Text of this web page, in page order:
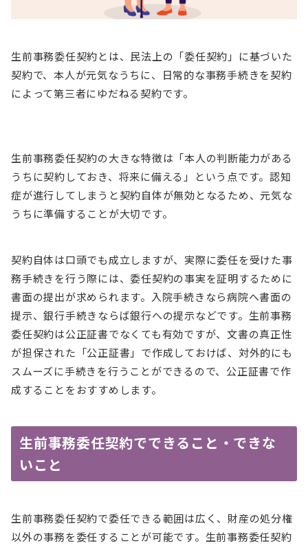
生前事務委任契約とは、民法上の「委任契約」に基づいた
契約で、本人が元気なうちに、日常的な事務手続きを契約
によって第三者にゆだねる契約です。
生前事務委任契約の大きな特徴は「本人の判断能力がある
うちに契約しておき、将来に備える」という点です。認知
症が進行してしまうと契約自体が無効となるため、元気な
うちに準備することが大切です。
契約自体は口頭でも成立しますが、実際に委任を受けた事
務手続きを行う際には、委任契約の事実を証明するために
書面の提出が求められます。入院手続きなら病院へ書面の
提示、銀行手続きならば銀行への提示などです。生前事務
委任契約は公正証書でなくても有効ですが、文書の真正性
が担保された「公正証書」で作成しておけば、対外的にも
スムーズに手続きを行うことができるので、公正証書で作
成することをおすすめします。
生前事務委任契約でできること・できな
いこと
生前事務委任契約で委任できる範囲は広く、財産の処分権
以外の事務を委任することが可能です。生前事務委任契約